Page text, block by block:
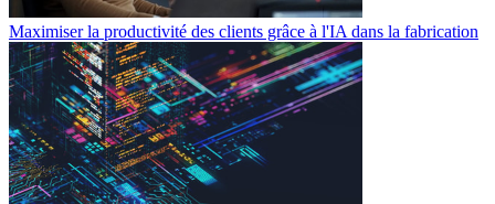
Maximiser la productivité des clients grâce à l'IA dans la fabrication